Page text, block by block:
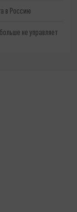
в Россию
не управляет